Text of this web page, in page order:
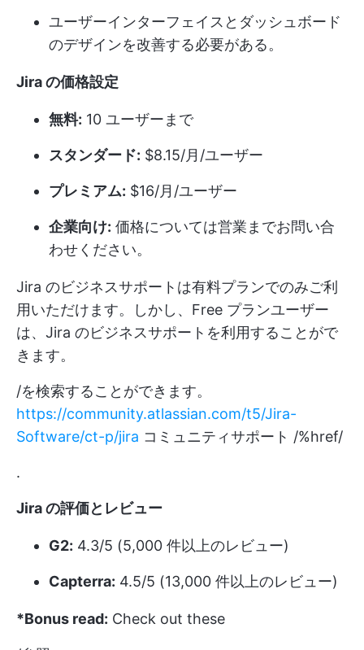
ユーザーインターフェイスとダッシュボード
のデザインを改善する必要がある。
Jira の価格設定
無料: 10 ユーザーまで
スタンダード: $8.15/月/ユーザー
プレミアム: $16/月/ユーザー
企業向け: 価格については営業までお問い合
わせください。
Jira のビジネスサポートは有料プランでのみご利
用いただけます。しかし、Free プランユーザー
は、Jira のビジネスサポートを利用することがで
きます。
/を検索することができます。
https://community.atlassian.com/t5/Jira-
Software/ct-p/jira コミュニティサポート /%href/
.
Jira の評価とレビュー
G2: 4.3/5 (5,000 件以上のレビュー)
Capterra: 4.5/5 (13,000 件以上のレビュー)
*Bonus read: Check out these